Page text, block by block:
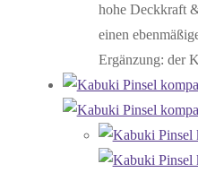
hohe Deckkraft
einen
Ergänzung: der